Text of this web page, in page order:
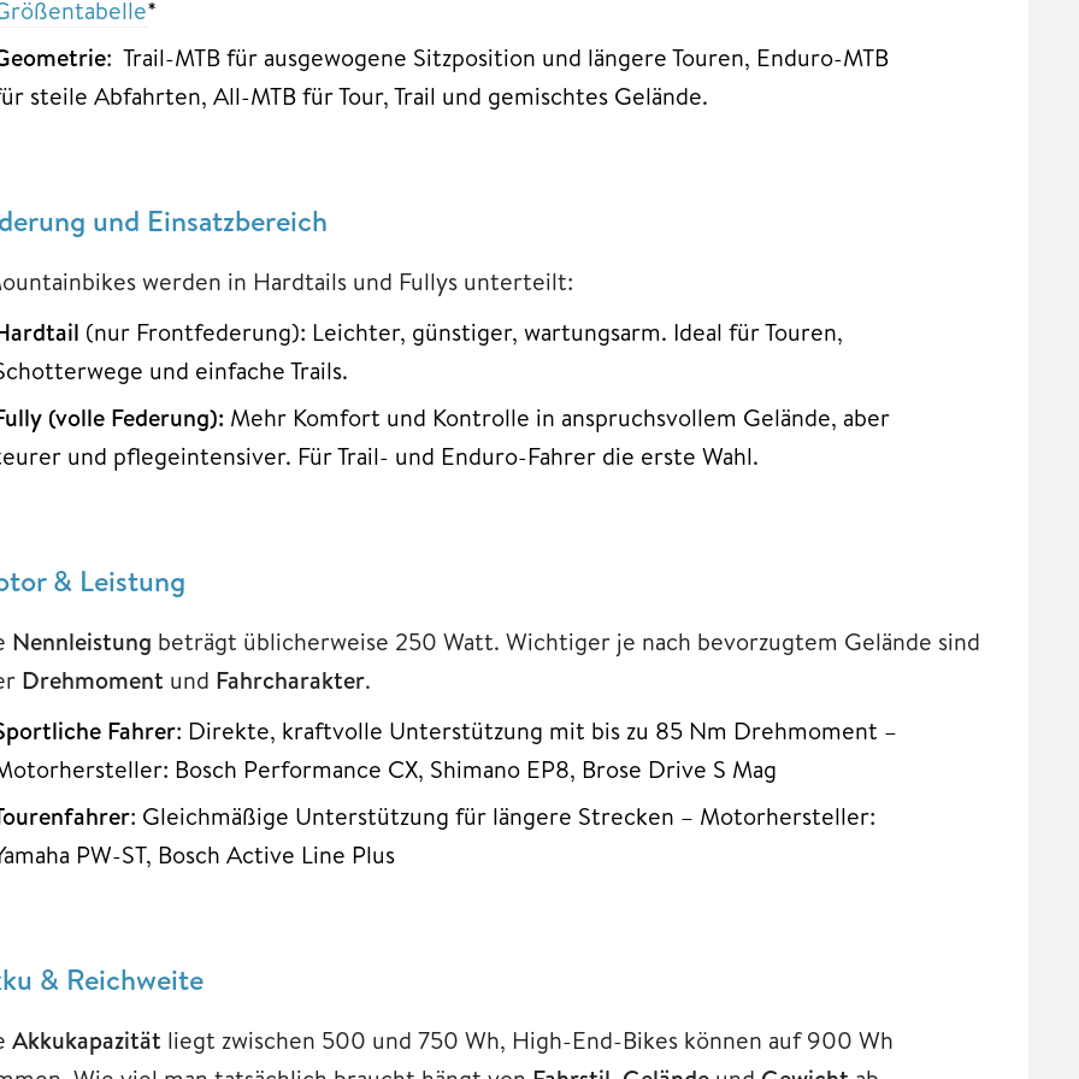
*
: Trail-MTB für ausgewogene Sitzposition und längere Touren, Enduro-MTB
steile Abfahrten, All-MTB für Tour, Trail und gemischtes Gelände.
und Einsatzbereich
werden in Hardtails und Fullys unterteilt:
(nur Frontfederung): Leichter, günstiger, wartungsarm. Ideal für Touren,
und einfache Trails.
(volle Federung): Mehr Komfort und Kontrolle in anspruchsvollem Gelände, aber
und pflegeintensiver. Für Trail- und Enduro-Fahrer die erste Wahl.
& Leistung
Nennleistung beträgt üblicherweise 250 Watt. Wichtiger je nach bevorzugtem Gelände sind
Drehmoment und Fahrcharakter.
Fahrer: Direkte, kraftvolle Unterstützung mit bis zu 85 Nm Drehmoment –
Bosch Performance CX, Shimano EP8, Brose Drive S Mag
: Gleichmäßige Unterstützung für längere Strecken – Motorhersteller:
PW-ST, Bosch Active Line Plus
& Reichweite
Akkukapazität liegt zwischen 500 und 750 Wh, High-End-Bikes können auf 900 Wh